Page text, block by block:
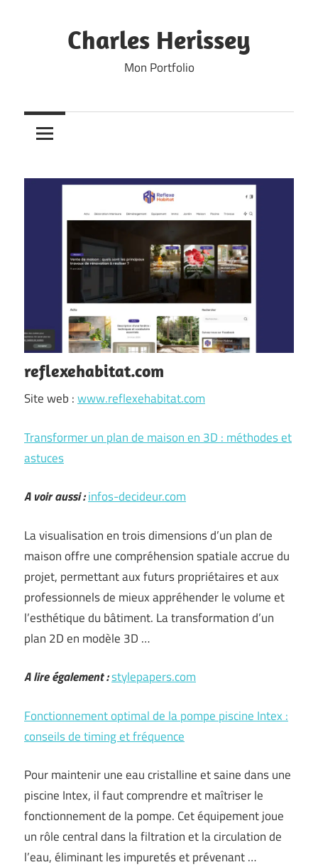
Charles Herissey
Mon Portfolio
reflexehabitat.com
Site web :www.reflexehabitat.com
Transformer un plan de maison en 3D : méthodes et
astuces
A voir aussi :infos-decideur.com
La visualisation en trois dimensions d’un plan de
maison offre une compréhension spatiale accrue du
projet, permettant aux futurs propriétaires et aux
professionnels de mieux appréhender le volume et
l’esthétique du bâtiment. La transformation d’un
plan 2D en modèle 3D …
A lire également :stylepapers.com
Fonctionnement optimal de la pompe piscine Intex :
conseils de timing et fréquence
Pour maintenir une eau cristalline et saine dans une
piscine Intex, il faut comprendre et maîtriser le
fonctionnement de la pompe. Cet équipement joue
un rôle central dans la filtration et la circulation de
l’eau, éliminant les impuretés et prévenant …